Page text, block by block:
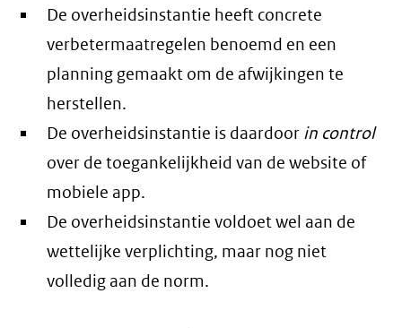
De overheidsinstantie heeft concrete
verbetermaatregelen benoemd en een
planning gemaakt om de afwijkingen te
herstellen.
De overheidsinstantie is daardoor in control
over de toegankelijkheid van de website of
mobiele app.
De overheidsinstantie voldoet wel aan de
wettelijke verplichting, maar nog niet
volledig aan de norm.